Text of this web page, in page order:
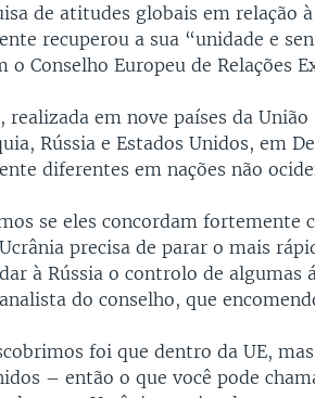
de atitudes globais em relação
recuperou a sua “unidade e
o Conselho Europeu de Relações
realizada em nove países da
Rússia e Estados Unidos, em
diferentes em nações não
se eles concordam fortemente
precisa de parar o mais
à Rússia o controlo de algumas
do conselho, que
foi que dentro da UE,
– então o que você pode